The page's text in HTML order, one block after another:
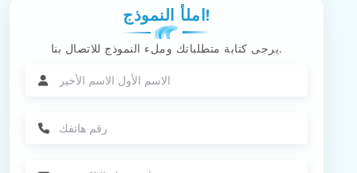
املأ النموذج!
يرجى كتابة متطلباتك وملء النموذج للاتصال بنا.